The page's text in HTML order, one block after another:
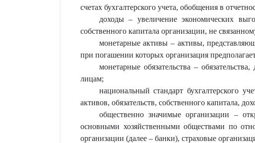
счетах бухгалтерского учета, обобщения в
доходы – увеличение экономических
собственного капитала организации, не
монетарные активы – активы,
при погашении которых организация
монетарные обязательства –
лицам;
национальный стандарт бухгалтерского
активов, обязательств, собственного капитала,
общественно значимые организации –
основными хозяйственными обществами по
организации (далее – банки), страховые